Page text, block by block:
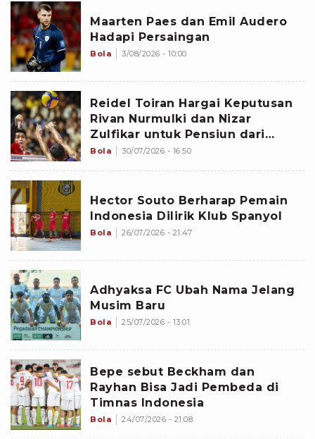
Maarten Paes dan Emil Audero
Hadapi Persaingan
Bola 3/08/2026 - 10:00
Reidel Toiran Hargai Keputusan
Rivan Nurmulki dan Nizar
Zulfikar untuk Pensiun dari
Timnas Voli Indonesia
Bola 30/07/2026 - 16:50
Hector Souto Berharap Pemain
Indonesia Dilirik Klub Spanyol
Bola 26/07/2026 - 21:47
Adhyaksa FC Ubah Nama Jelang
Musim Baru
Bola 25/07/2026 - 13:01
Bepe sebut Beckham dan
Rayhan Bisa Jadi Pembeda di
Timnas Indonesia
Bola 24/07/2026 - 21:08